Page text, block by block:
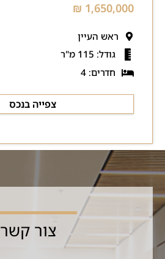
1,650,000 ₪
ראש העיין
גודל: 115 מ"ר
חדרים: 4
צפייה בנכס
צור קשר